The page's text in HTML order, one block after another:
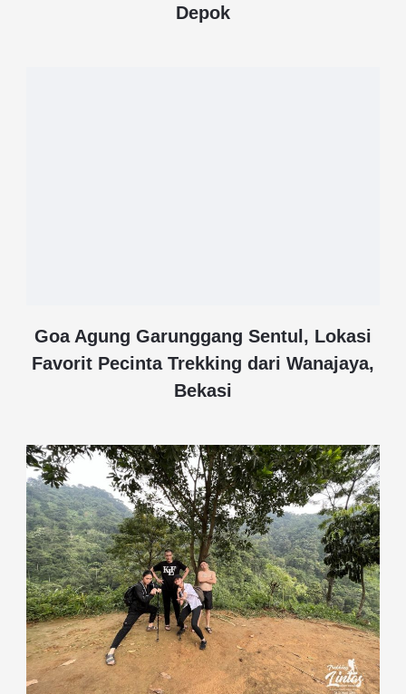
Depok
Goa Agung Garunggang Sentul, Lokasi
Favorit Pecinta Trekking dari Wanajaya,
Bekasi